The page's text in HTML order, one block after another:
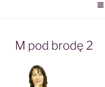
M pod brodę 2